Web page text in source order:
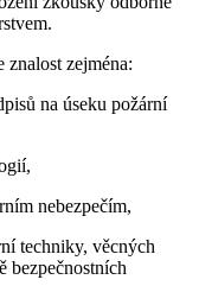
znalost zejména:
na úseku požární
nebezpečím,
techniky, věcných
bezpečnostních